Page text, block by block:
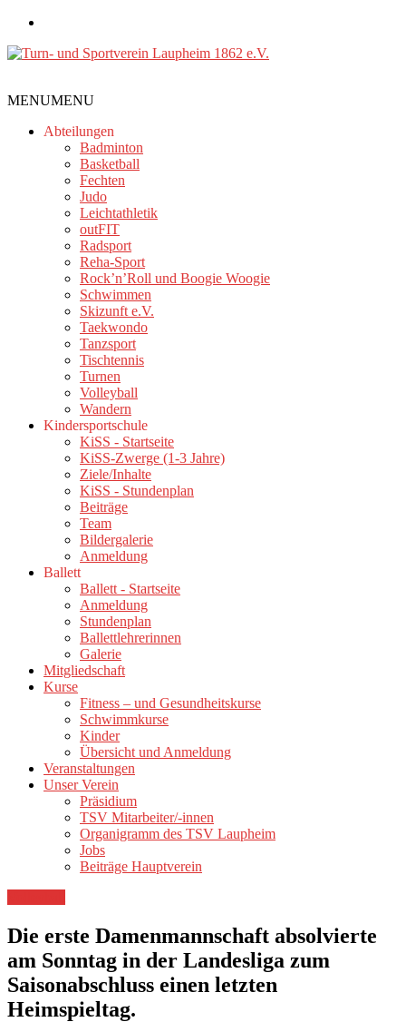
Zum
springen
und
Sportverein
Laupheim
MENUMENU
Abteilungen
Badminton
Basketball
Fechten
Judo
Leichtathletik
outFIT
Radsport
Reha-Sport
Rock’n’Roll und Boogie Woogie
Schwimmen
Skizunft e.V.
Taekwondo
Tanzsport
Tischtennis
Turnen
Volleyball
Wandern
Kindersportschule
KiSS - Startseite
KiSS-Zwerge (1-3 Jahre)
Ziele/Inhalte
KiSS - Stundenplan
Beiträge
Team
Bildergalerie
Anmeldung
Ballett
Ballett - Startseite
Anmeldung
Stundenplan
Ballettlehrerinnen
Galerie
Mitgliedschaft
Kurse
Fitness – und Gesundheitskurse
Schwimmkurse
Kinder
Übersicht und Anmeldung
Veranstaltungen
Unser Verein
Präsidium
TSV Mitarbeiter/-innen
Organigramm des TSV Laupheim
Jobs
Beiträge Hauptverein
Die erste Damenmannschaft absolvierte
am Sonntag in der Landesliga zum
Saisonabschluss einen letzten
Heimspieltag.